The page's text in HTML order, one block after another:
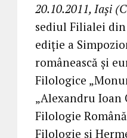
20.10.2011, Iaşi
sediul Filialei din
ediţie a
românească şi
Filologice
„Alexandru Ioan
Filologie
Filologie şi